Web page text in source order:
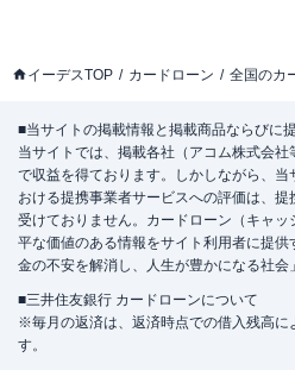
イーデスTOP カードローン 全国のカ
■当サイトの掲載情報と掲載商品ならびに
当サイトでは、掲載各社（アコム株式会
で収益を得ております。しかしながら、
おける提携事業者サービスへの評価は、
受けておりません。カードローン（キャ
平な価値のある情報をサイト利用者に提
金の不安を解消し、人生が豊かになる社会
■三井住友銀行 カードローンについて
※毎月の返済は、返済時点での借入残高に
す。